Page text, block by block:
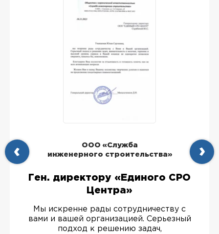
ООО «Служба
инженерного строительства»
Ген. директору «Единого СРО
Центра»
Мы искренне рады сотрудничеству с
вами и вашей организацией. Серьезный
подход к решению задач,